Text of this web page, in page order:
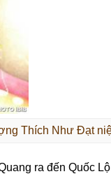
Thích Như Đạt
ra đến Quốc